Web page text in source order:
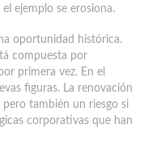
ejemplo se erosiona.
oportunidad histórica.
compuesta por
primera vez. En el
figuras. La renovación
pero también un riesgo si
corporativas que han